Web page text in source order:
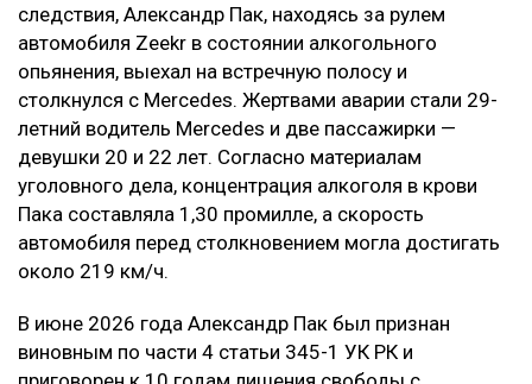
следствия, Александр Пак, находясь за рулем
автомобиля Zeekr в состоянии алкогольного
опьянения, выехал на встречную полосу и
столкнулся с Mercedes. Жертвами аварии стали 29-
летний водитель Mercedes и две пассажирки —
девушки 20 и 22 лет. Согласно материалам
уголовного дела, концентрация алкоголя в крови
Пака составляла 1,30 промилле, а скорость
автомобиля перед столкновением могла достигать
около 219 км/ч.
В июне 2026 года Александр Пак был признан
виновным по части 4 статьи 345-1 УК РК и